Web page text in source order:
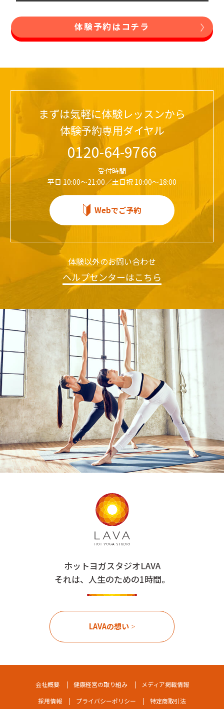
体験予約はコチラ
まずは気軽に体験レッスンから
体験予約専用ダイヤル
0120-64-9766
受付時間
平日 10:00～21:00／土日祝 10:00～18:00
Webでご予約
体験以外のお問い合わせ
ヘルプセンターはこちら
ホットヨガスタジオLAVA
それは、人生のための1時間。
LAVAの想い
会社概要 健康経営の取り組み
メディア掲載情報
採用情報
プライバシーポリシー 特定商取引法